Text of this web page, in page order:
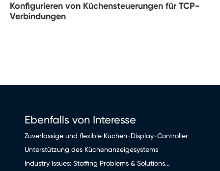
Konfigurieren von Küchensteuerungen für TCP-
Verbindungen
Ebenfalls von Interesse
Zuverlässige und flexible Küchen-Display-Controller
Unterstützung des Küchenanzeigesystems
Industry Issues: Staffing Problems & Solutions...